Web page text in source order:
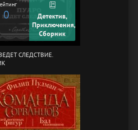
0
Детектив,
Приключения,
Сборник
СЛЕДСТВИЕ.